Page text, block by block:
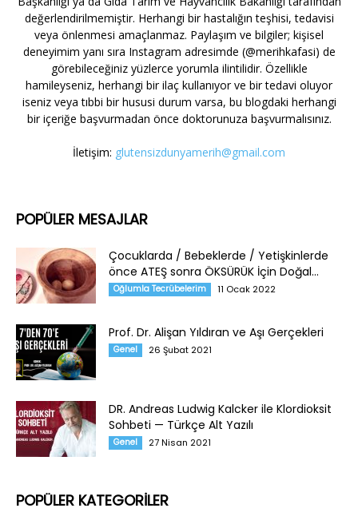
değerlendirilmemiştir. Herhangi bir hastalığın teşhisi, tedavisi
veya önlenmesi amaçlanmaz. Paylaşım ve bilgiler; kişisel
deneyimim yanı sıra Instagram adresimde (@merihkafasi) de
görebileceğiniz yüzlerce yorumla ilintilidir. Özellikle
hamileyseniz, herhangi bir ilaç kullanıyor ve bir tedavi oluyor
iseniz veya tıbbi bir hususi durum varsa, bu blogdaki herhangi
bir içeriğe başvurmadan önce doktorunuza başvurmalısınız.
İletişim: glutensizdunyamerih@gmail.com
POPÜLER MESAJLAR
Çocuklarda / Bebeklerde / Yetişkinlerde
önce ATEŞ sonra ÖKSÜRÜK İçin Doğal...
Oğlumla Tecrübelerim 11 Ocak 2022
Prof. Dr. Alişan Yıldıran ve Aşı Gerçekleri
Genel 26 Şubat 2021
DR. Andreas Ludwig Kalcker ile Klordioksit
Sohbeti — Türkçe Alt Yazılı
Genel 27 Nisan 2021
POPÜLER KATEGORİLER